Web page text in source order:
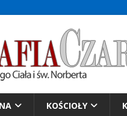
KOŚCIOŁY